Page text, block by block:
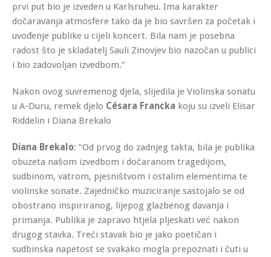
prvi put bio je izveden u Karlsruheu. Ima karakter
dočaravanja atmosfere tako da je bio savršen za početak i
uvođenje publike u cijeli koncert. Bila nam je posebna
radost što je skladatelj Sauli Zinovjev bio nazočan u publici
i bio zadovoljan izvedbom.”
Nakon ovog suvremenog djela, slijedila je Violinska sonatu
u A-Duru, remek djelo Césara Francka koju su izveli Elisar
Riddelin i Diana Brekalo
Diana Brekalo: “Od prvog do zadnjeg takta, bila je publika
obuzeta našom izvedbom i dočaranom tragedijom,
sudbinom, vatrom, pjesništvom i ostalim elementima te
violinske sonate. Zajedničko muziciranje sastojalo se od
obostrano inspiriranog, lijepog glazbenog davanja i
primanja. Publika je zapravo htjela pljeskati već nakon
drugog stavka. Treći stavak bio je jako poetičan i
sudbinska napetost se svakako mogla prepoznati i čuti u